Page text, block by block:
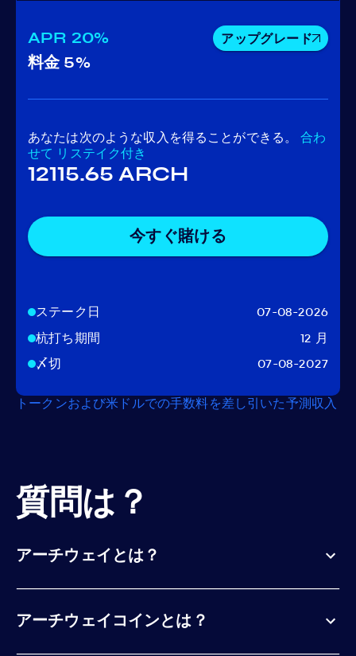
APR 20% アップグレード
料金5%
あなたは次のような収入を得ることができる。
合わ
せて リステイク付き
12115.65 ARCH
今すぐ賭ける
ステーク日
07-08-2026
杭打ち期間
12 月
〆切
07-08-2027
トークンおよび米ドルでの手数料を差し引いた予測収入
質問は？
アーチウェイとは？
アーチウェイコインとは？